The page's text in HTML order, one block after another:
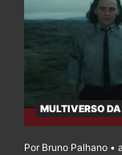
MULTIVERSO
Por Bruno Palhano •